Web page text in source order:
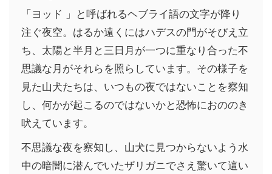
「ヨッド 」と呼ばれるヘブライ語の文字が降り
注ぐ夜空。はるか遠くにはハデスの門がそびえ立
ち、太陽と半月と三日月が一つに重なり合った不
思議な月がそれらを照らしています。その様子を
見た山犬たちは、いつもの夜ではないことを察知
し、何かが起こるのではないかと恐怖におののき
吠えています。
不思議な夜を察知し、山犬に見つからないよう水
中の暗闇に潜んでいたザリガニでさえ驚いて這い